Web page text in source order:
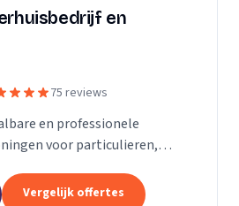
en
75 reviews
en professionele
voor particulieren,
Vergelijk offertes